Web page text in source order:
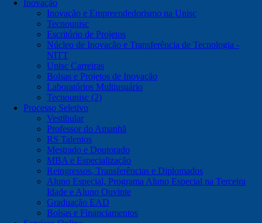
Inovação
Inovação e Empreendedorismo na Unisc
Tecnounisc
Escritório de Projetos
Núcleo de Inovação e Transferência de Tecnologia -
NITT
Unisc Carreiras
Bolsas e Projetos de Inovação
Laboratórios Multiusuário
Tecnounisc (2)
Processo Seletivo
Vestibular
Professor do Amanhã
RS Talentos
Mestrado e Doutorado
MBA e Especialização
Reingressos, Transferências e Diplomados
Aluno Especial, Programa Aluno Especial na Terceira
Idade e Aluno Ouvinte
Graduação EAD
Bolsas e Financiamentos